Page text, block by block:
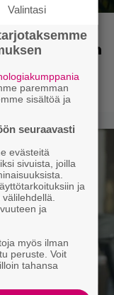
scifileffa
myöskään
on
Valintasi
paremman
sisältöä ja
seuraavasti
evästeitä
sivuista, joilla
ja
ja
myös ilman
peruste. Voit
tahansa